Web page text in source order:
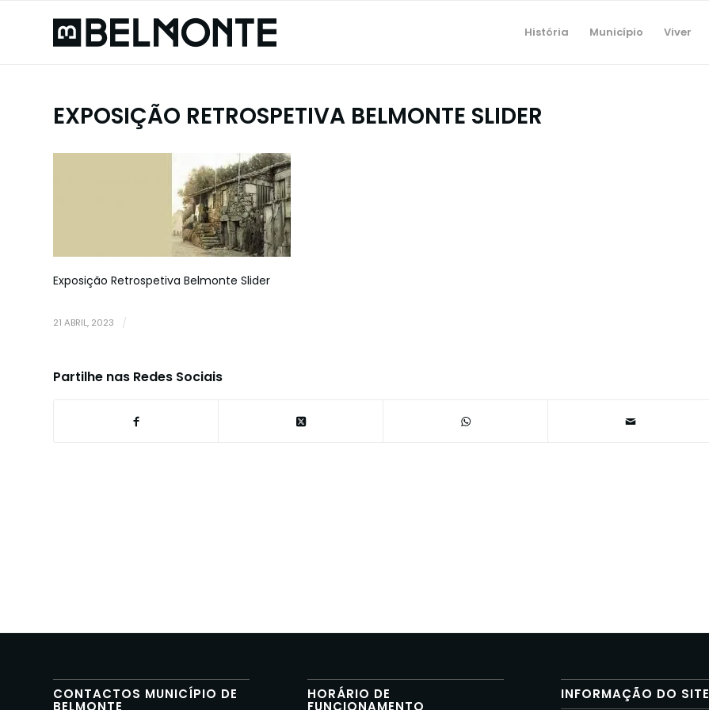
História Município Viver
EXPOSIÇÃO RETROSPETIVA BELMONTE SLIDER
Exposição Retrospetiva Belmonte Slider
21 ABRIL, 2023 /
Partilhe nas Redes Sociais
CONTACTOS MUNICÍPIO DE
BELMONTE
HORÁRIO DE
FUNCIONAMENTO
INFORMAÇÃO DO SITE